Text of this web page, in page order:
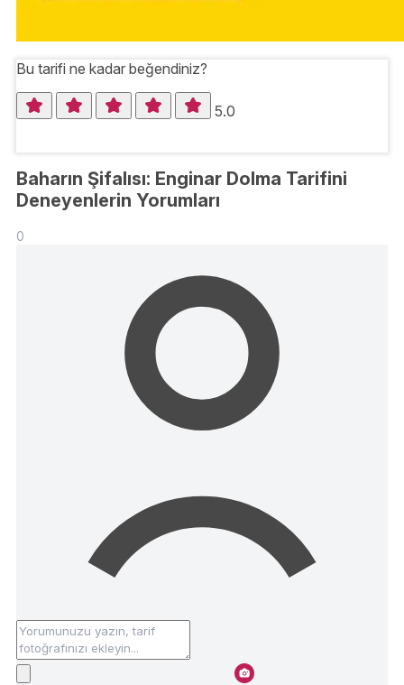
Bu tarifi ne kadar beğendiniz?
5.0
Baharın Şifalısı: Enginar Dolma Tarifini
Deneyenlerin Yorumları
0